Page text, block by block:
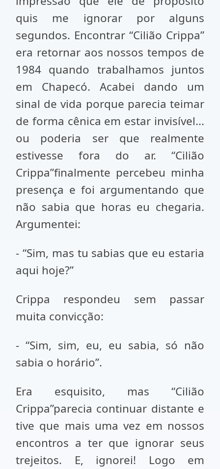
quis me ignorar por alguns
segundos. Encontrar “Cilião Crippa”
era retornar aos nossos tempos de
1984 quando trabalhamos juntos
em Chapecó. Acabei dando um
sinal de vida porque parecia teimar
de forma cênica em estar invisível...
ou poderia ser que realmente
estivesse fora do ar. “Cilião
Crippa”finalmente percebeu minha
presença e foi argumentando que
não sabia que horas eu chegaria.
Argumentei:
- “Sim, mas tu sabias que eu estaria
aqui hoje?”
Crippa respondeu sem passar
muita convicção:
- “Sim, sim, eu, eu sabia, só não
sabia o horário”.
Era esquisito, mas “Cilião
Crippa”parecia continuar distante e
tive que mais uma vez em nossos
encontros a ter que ignorar seus
trejeitos. E, ignorei! Logo em